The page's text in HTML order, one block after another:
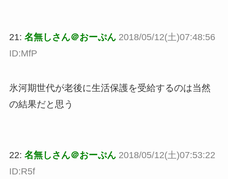
21: 名無しさん＠おーぷん 2018/05/12(土)07:48:56
ID:MfP
氷河期世代が老後に生活保護を受給するのは当然
の結果だと思う
22: 名無しさん＠おーぷん 2018/05/12(土)07:53:22
ID:R5f